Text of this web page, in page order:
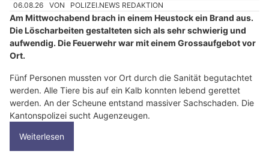
06.08.26 VON POLIZEI.NEWS REDAKTION
Am Mittwochabend brach in einem Heustock ein Brand aus.
Die Löscharbeiten gestalteten sich als sehr schwierig und
aufwendig. Die Feuerwehr war mit einem Grossaufgebot vor
Ort.
Fünf Personen mussten vor Ort durch die Sanität begutachtet
werden. Alle Tiere bis auf ein Kalb konnten lebend gerettet
werden. An der Scheune entstand massiver Sachschaden. Die
Kantonspolizei sucht Augenzeugen.
Weiterlesen